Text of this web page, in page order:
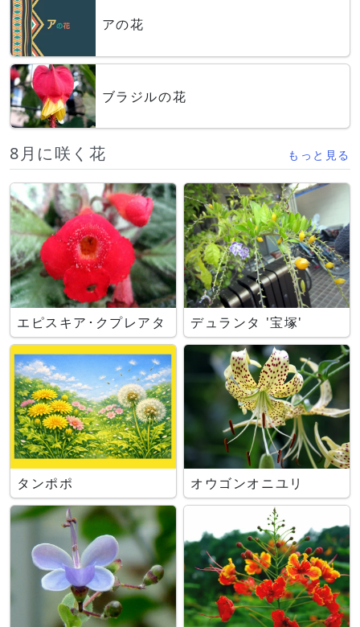
アの花
ブラジルの花
8月に咲く花 もっと見る
エピスキア･クプレアタ デュランタ '宝塚'
タンポポ オウゴンオニユリ